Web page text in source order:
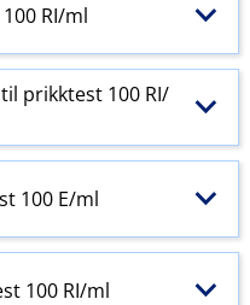
RI​/​ml
prikktest 100 RI​/​
100 E​/​ml
100 RI​/​ml